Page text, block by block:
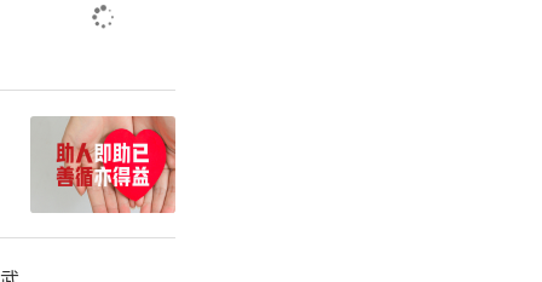
守，持
调等全